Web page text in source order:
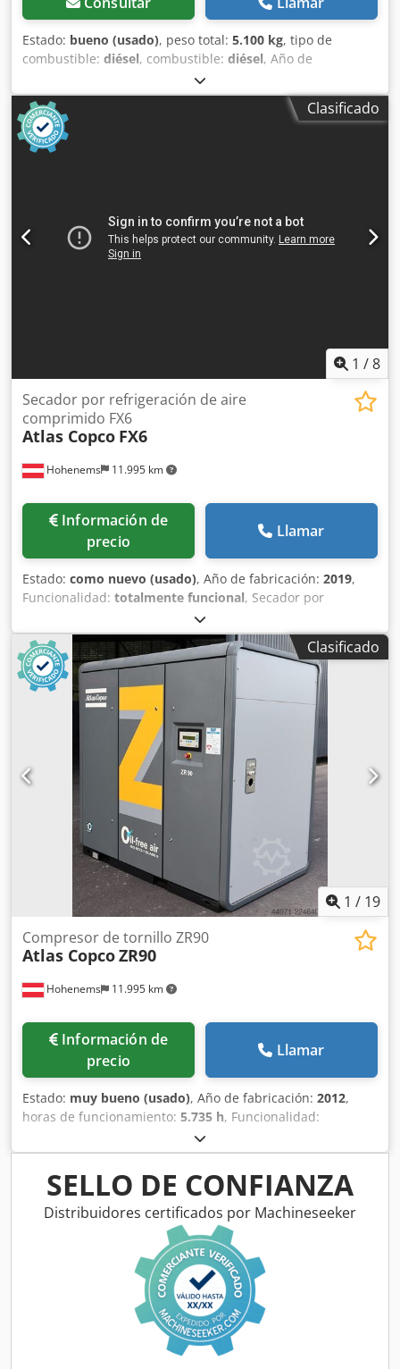
directamente de stock en Wettenberg.
Estado: bueno (usado), peso total: 5.100 kg, tipo de
combustible: diésel, combustible: diésel, Año de
, FABRICACIÓN - ATLASCOPCO TIPO -
XAS426 S/N - YA3-062854-50542371 AÑO - 2005 POTENCIA
(kW) - 166 BOMBA (m3/min) - 25 CIS (bar) - 7 Crjdpfxet Srw
Ae Ak Esf
Clasificado
1 /8
Hohenems 11.995 km
Secador por refrigeración de aire
comprimido FX6
Atlas Copco FX6
Información de
precio
Llamar
Estado: como nuevo (usado), Año de fabricación: 2019,
Funcionalidad: totalmente funcional, Secador por
refrigeración Atlas Copco FX6, usado 2,34 m³/min 14 bares
Año de fabricación: 2019 Credpfx Aozrtbijk Ejf
Clasificado
1 / 19
Hohenems 11.995 km
Compresor de tornillo ZR90
Atlas CopcoZR90
Información de
precio
Llamar
Estado: muy bueno (usado), Año de fabricación: 2012,
horas de funcionamiento: 5.735 h, Funcionalidad:
, Compresor de tornillo sin aceite
Atlas Copco ZR90 90 kW 7,50 bares Cedjzqvvajpfx Ak Ejrf 14
m³/min Año de fabricación: 2012 Horas de funcionamiento:
5735SELLO DE CONFIANZA
Distribuidores certificados por Machineseeker